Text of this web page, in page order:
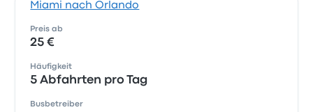
Miami nach Orlando
Preis ab
25 €
Häufigkeit
5 Abfahrten pro Tag
Busbetreiber